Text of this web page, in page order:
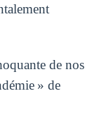
de nos
» de